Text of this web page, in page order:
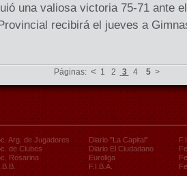
una valiosa victoria 75-71 ante el
recibirá el jueves a
Páginas: < 1 2 3 4 5 >
Arg. de Jugadores
de Clubes
Rosarina
Diario "La Capital"
Diario El Ciudadano
Euroliga
F.I.B.A.